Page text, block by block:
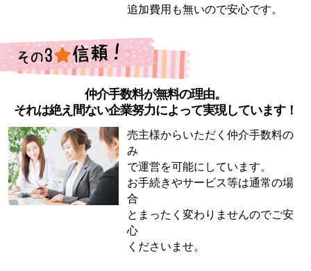
追加費用も無いので安心です。
仲介手数料が無料の理由。
それは絶え間ない企業努力によって実現しています！
売主様からいただく仲介手数料の
み
で運営を可能にしています。
お手続きやサービス等は通常の場
合
とまったく変わりませんのでご安
心
くださいませ。